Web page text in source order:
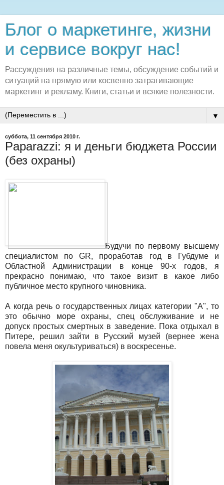
Блог о маркетинге, жизни
и сервисе вокруг нас!
Рассуждения на различные темы, обсуждение событий и
ситуаций на прямую или косвенно затрагивающие
маркетинг и рекламу. Книги, статьи и всякие полезности.
▼
суббота, 11 сентября 2010 г.
Paparazzi: я и деньги бюджета России
(без охраны)
Будучи по первому высшему
специалистом по GR, проработав год в Губдуме и
Областной Администрации в конце 90-х годов, я
прекрасно понимаю, что такое визит в какое либо
публичное место крупного чиновника.
А когда речь о государственных лицах категории "А", то
это обычно море охраны, спец обслуживание и не
допуск простых смертных в заведение. Пока отдыхал в
Питере, решил зайти в Русский музей (вернее жена
повела меня окультуриваться) в воскресенье.